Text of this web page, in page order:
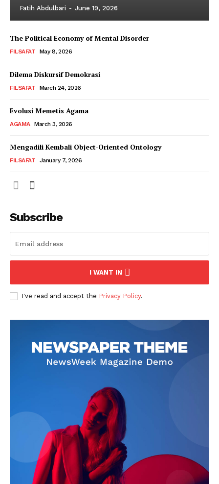
Fatih Abdulbari - June 19, 2026
The Political Economy of Mental Disorder
FILSAFAT May 8, 2026
Dilema Diskursif Demokrasi
FILSAFAT March 24, 2026
Evolusi Memetis Agama
AGAMA March 3, 2026
Mengadili Kembali Object-Oriented Ontology
FILSAFAT January 7, 2026
Subscribe
I WANT IN
I've read and accept the Privacy Policy.